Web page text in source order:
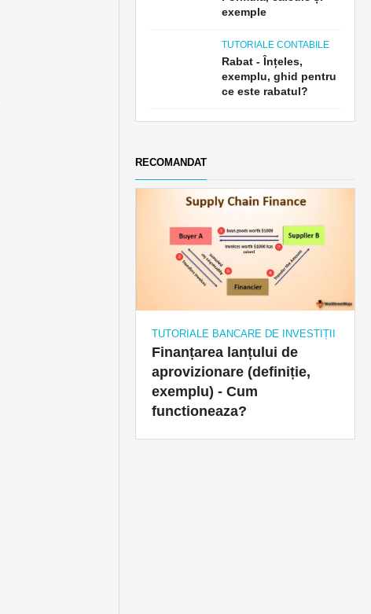
exemple
TUTORIALE CONTABILE
Rabat - Înțeles,
exemplu, ghid pentru
ce este rabatul?
RECOMANDAT
TUTORIALE BANCARE DE INVESTIȚII
Finanțarea lanțului de
aprovizionare (definiție,
exemplu) - Cum
functioneaza?